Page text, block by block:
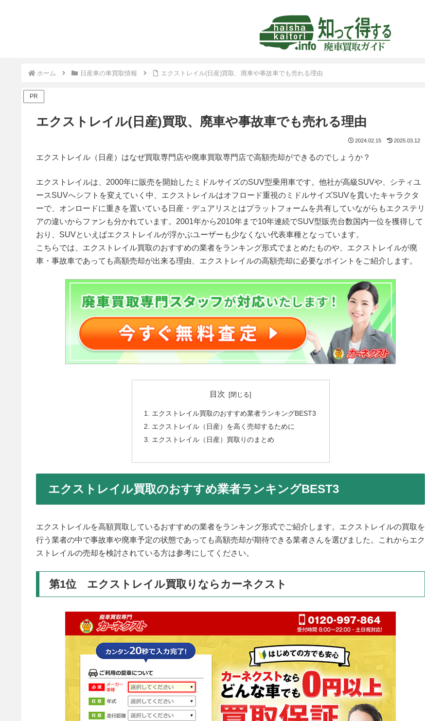
ホーム 日産車の車買取情報 エクストレイル(日産)買取、廃車や事故車でも売れる理由
PR
エクストレイル(日産)買取、廃車や事故車でも売れる理由
2024.02.15 2025.03.12
エクストレイル（日産）はなぜ買取専門店や廃車買取専門店で高額売却ができるのでしょうか？
エクストレイルは、2000年に販売を開始したミドルサイズのSUV型乗用車です。他社が高級SUVや、シティユ
ースSUVへシフトを変えていく中、エクストレイルはオフロード重視のミドルサイズSUVを貫いたキャラクタ
ーで、オンロードに重きを置いている日産・デュアリスとはプラットフォームを共有していながらもエクステリ
アの違いからファンも分かれています。2001年から2010年まで10年連続でSUV型販売台数国内一位を獲得して
おり、SUVといえばエクストレイルが浮かぶユーザーも少なくない代表車種となっています。
こちらでは、エクストレイル買取のおすすめの業者をランキング形式でまとめたものや、エクストレイルが廃
車・事故車であっても高額売却が出来る理由、エクストレイルの高額売却に必要なポイントをご紹介します。
目次
エクストレイル買取のおすすめ業者ランキングBEST3
エクストレイル（日産）を高く売却するために
エクストレイル（日産）買取りのまとめ
エクストレイル買取のおすすめ業者ランキングBEST3
エクストレイルを高額買取しているおすすめの業者をランキング形式でご紹介します。エクストレイルの買取を
行う業者の中で事故車や廃車予定の状態であっても高額売却が期待できる業者さんを選びました。これからエク
ストレイルの売却を検討されている方は参考にしてください。
第1位 エクストレイル買取りならカーネクスト